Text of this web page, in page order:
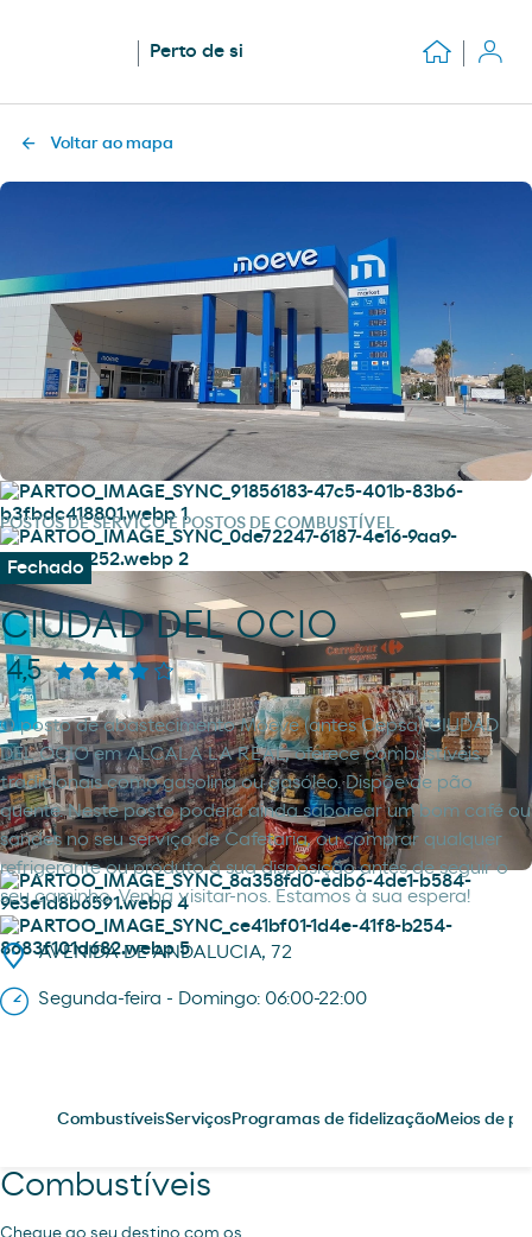
Perto de si
Voltar ao mapa
POSTOS DE SERVIÇO E POSTOS DE COMBUSTÍVEL
Fechado
CIUDAD DEL OCIO
4,5
O posto de abastecimento Moeve (antes Cepsa) CIUDAD
DEL OCIO em ALCALA LA REAL, oferece combustíveis
tradicionais como gasolina ou gasóleo. Dispõe de pão
quente. Neste posto poderá ainda saborear um bom café ou
sandes no seu serviço de Cafetaria, ou comprar qualquer
refrigerante ou produto à sua disposição antes de seguir o
seu caminho. Venha visitar-nos. Estamos à sua espera!
AVENIDA DE ANDALUCIA, 72
Segunda-feira - Domingo: 06:00-22:00
CombustíveisServiços Programas de fidelizaçãoMeios de
Combustíveis
Chegue ao seu destino com os